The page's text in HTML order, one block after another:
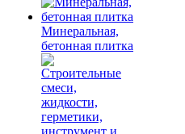
Минеральная,
бетонная плитка